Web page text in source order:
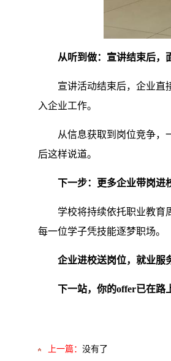
从听到做：宣讲结束后，
宣讲活动结束后，企业直
入企业工作。
从信息获取到岗位竞争，
后这样说道。
下一步：更多企业带岗进
学校将持续依托职业教育
每一位学子凭技能逐梦职场。
企业进校送岗位，就业服
下一站，你的offer已在路
上一篇： 没有了